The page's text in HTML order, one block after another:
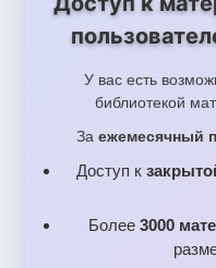
__MACOSX/
__MACOSX/
У вас есть
библиотекой
За ежемесячный
Доступ к
Более 3000